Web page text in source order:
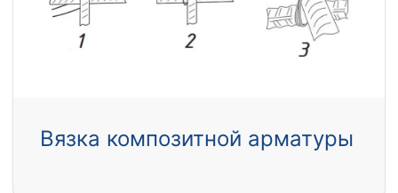
Вязка композитной арматуры